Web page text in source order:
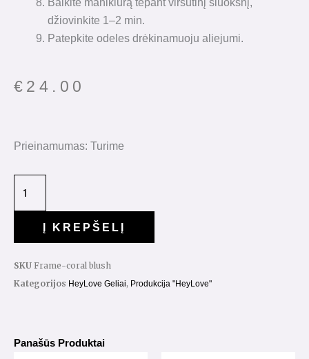
džiovinkite 1–2 min.
Patepkite odeles drėkinamuoju aliejumi.
€ 24.00
Prieinamumas: Turime
produkto
Frame
30ml.
Į KREPŠELĮ
SKU Frame-coral blush
Kategorijos HeyLove Geliai, Produkcija "HeyLove"
Panašūs Produktai